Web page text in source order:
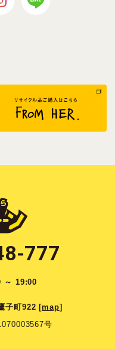
777
～ 19:00
子町922 [map]
号